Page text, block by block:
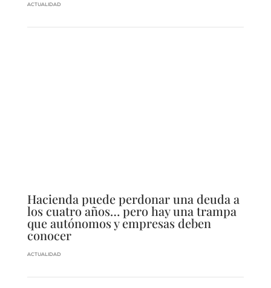
ACTUALIDAD
Hacienda puede perdonar una deuda a
los cuatro años… pero hay una trampa
que autónomos y empresas deben
conocer
ACTUALIDAD